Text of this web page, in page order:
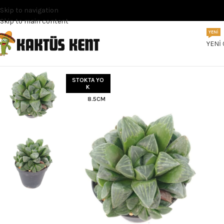
Skip to navigation
Skip to main content
YENI
YENI
STOKTA YO
K
8.5CM